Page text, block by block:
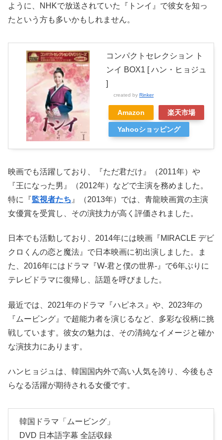
ように、NHKで放送されていた『トンイ』で彼女を知っ
たという方も多いかもしれません。
コンパクトセレクション ト
ンイ BOX1 [ ハン・ヒョジュ
]
created by Rinker
Amazon 楽天市場
Yahooショッピング
映画でも活躍しており、『ただ君だけ』（2011年）や
『王になった男』（2012年）などで主演を務めました。
特に『監視者たち 』（2013年）では、青龍映画賞の主演
女優賞を受賞し、その演技力が高く評価されました。
日本でも活動しており、2014年には映画『MIRACLE デビ
クロくんの恋と魔法』で日本映画に初出演しました。ま
た、2016年にはドラマ『W-君と僕の世界-』で6年ぶりに
テレビドラマに復帰し、話題を呼びました。
最近では、2021年のドラマ『ハピネス』や、2023年の
『ムービング』で超能力者を演じるなど、多彩な役柄に挑
戦しています。彼女の魅力は、その清純なイメージと確か
な演技力にあります。
ハンヒョジュは、韓国国内外で高い人気を誇り、今後もさ
らなる活躍が期待される女優です。
韓国ドラマ「ムービング」
DVD 日本語字幕 全話収録